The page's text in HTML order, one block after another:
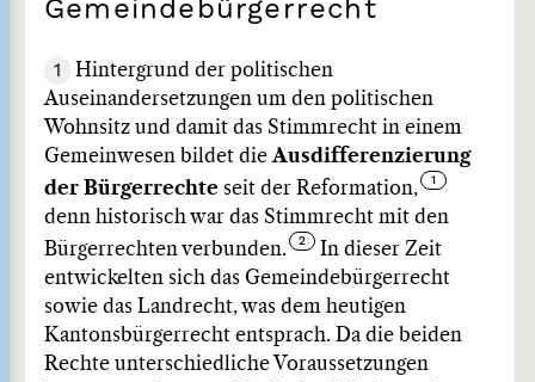
Gemeindebürgerrecht
1
Hintergrund der politischen
Auseinandersetzungen um den politischen
Wohnsitz und damit das Stimmrecht in einem
Gemeinwesen bildet die Ausdifferenzierung
der Bürgerrechte seit der Reformation,
denn historisch war das Stimmrecht mit den
Bürgerrechten verbunden.
In dieser Zeit
entwickelten sich das Gemeindebürgerrecht
sowie das Landrecht, was dem heutigen
Kantonsbürgerrecht entsprach. Da die beiden
Rechte unterschiedliche Voraussetzungen